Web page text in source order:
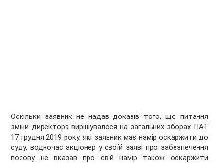
Оскільки заявник не надав доказів того, що питання
зміни директора вирішувалося на загальних зборах ПАТ
17 грудня 2019 року, які заявник має намір оскаржити до
суду, водночас акціонер у своїй заяві про забезпечення
позову не вказав про свій намір також оскаржити